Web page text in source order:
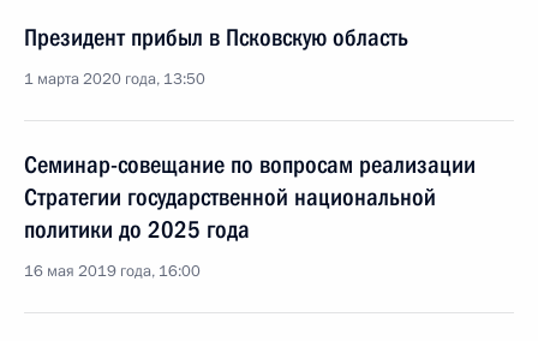
Президент прибыл в Псковскую область
1 марта 2020 года, 13:50
Семинар-совещание по вопросам реализации
Стратегии государственной национальной
политики до 2025 года
16 мая 2019 года, 16:00